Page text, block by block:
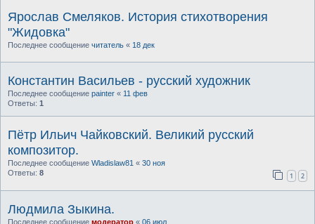
Ярослав Смеляков. История стихотворения
"Жидовка"
Последнее сообщение читатель « 18 дек
Константин Васильев - русский художник
Последнее сообщение painter « 11 фев
Ответы: 1
Пётр Ильич Чайковский. Великий русский
композитор.
Последнее сообщение Wladislaw81 « 30 ноя
Ответы: 8 1 2
Людмила Зыкина.
Последнее сообщение модератор « 06 июл